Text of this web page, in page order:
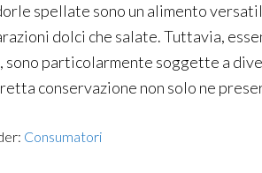
spellate sono un alimento
dolci che salate. Tuttavia,
sono particolarmente soggette a
conservazione non solo ne
Consumatori